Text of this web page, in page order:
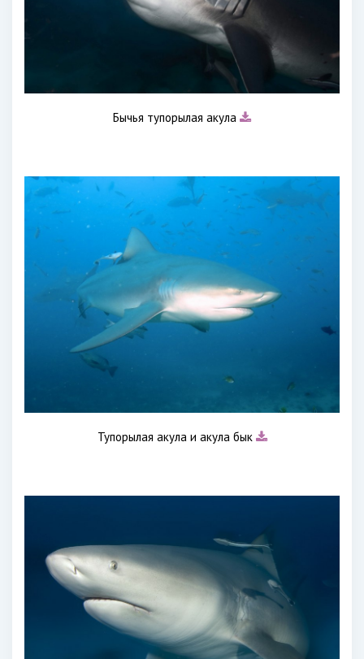
Бычья тупорылая акула
Тупорылая акула и акула бык